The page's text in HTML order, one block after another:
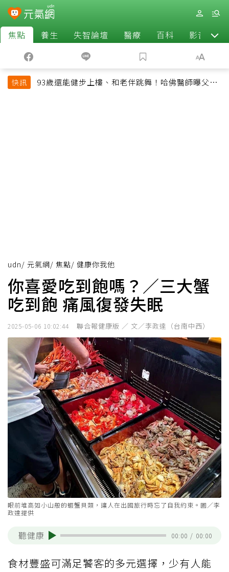
焦點 養生 失智論壇 醫療 百科 影音
快訊
93歲還能健步上樓、和老伴跳舞！哈佛醫師曝父親
udn/ 元氣網/ 焦點/ 健康你我他
你喜愛吃到飽嗎？／三大蟹
吃到飽 痛風復發失眠
2025-05-06 10:02:44 聯合報健康版 ／ 文／李政達（台南中西）
眼前堆高如小山般的蝦蟹貝類，讓人在出國旅行時忘了自我約束。圖／李
政達提供
聽健康 00:00 / 00:00
食材豐盛可滿足饕客的多元選擇，少有人能